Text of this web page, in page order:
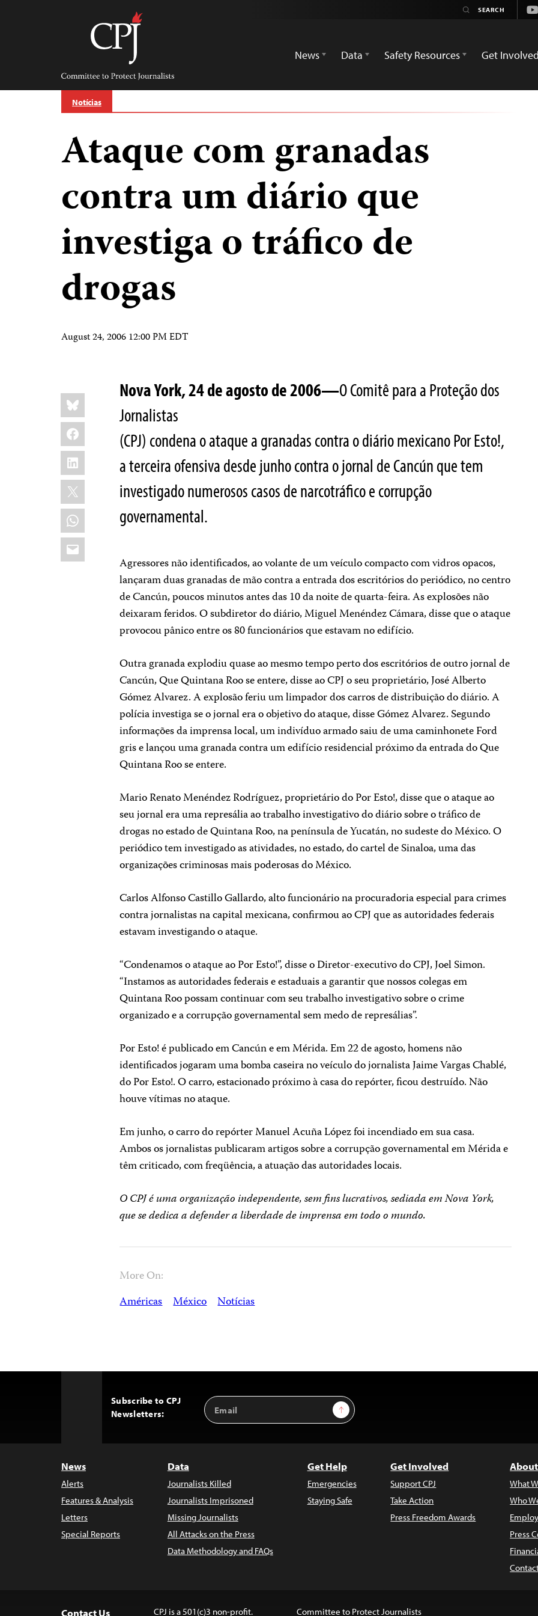
Committee
Protect
Journalists
News
Data Safety Resources Get Involved
Notícias
Ataque com granadas
contra um diário que
investiga o tráfico de
drogas
August 24, 2006 12:00 PM EDT
Share
this:
Bluesky
Facebook
LinkedIn
X
WhatsApp
Email
Nova York, 24 de agosto de 2006—O Comitê para a Proteção dos
Jornalistas
(CPJ) condena o ataque a granadas contra o diário mexicano Por Esto!,
a terceira ofensiva desde junho contra o jornal de Cancún que tem
investigado numerosos casos de narcotráfico e corrupção
governamental.
Agressores não identificados, ao volante de um veículo compacto com vidros opacos,
lançaram duas granadas de mão contra a entrada dos escritórios do periódico, no centro
de Cancún, poucos minutos antes das 10 da noite de quarta-feira. As explosões não
deixaram feridos. O subdiretor do diário, Miguel Menéndez Cámara, disse que o ataque
provocou pânico entre os 80 funcionários que estavam no edifício.
Outra granada explodiu quase ao mesmo tempo perto dos escritórios de outro jornal de
Cancún, Que Quintana Roo se entere, disse ao CPJ o seu proprietário, José Alberto
Gómez Alvarez. A explosão feriu um limpador dos carros de distribuição do diário. A
polícia investiga se o jornal era o objetivo do ataque, disse Gómez Alvarez. Segundo
informações da imprensa local, um indivíduo armado saiu de uma caminhonete Ford
gris e lançou uma granada contra um edifício residencial próximo da entrada do Que
Quintana Roo se entere.
Mario Renato Menéndez Rodríguez, proprietário do Por Esto!, disse que o ataque ao
seu jornal era uma represália ao trabalho investigativo do diário sobre o tráfico de
drogas no estado de Quintana Roo, na península de Yucatán, no sudeste do México. O
periódico tem investigado as atividades, no estado, do cartel de Sinaloa, uma das
organizações criminosas mais poderosas do México.
Carlos Alfonso Castillo Gallardo, alto funcionário na procuradoria especial para crimes
contra jornalistas na capital mexicana, confirmou ao CPJ que as autoridades federais
estavam investigando o ataque.
“Condenamos o ataque ao Por Esto!”, disse o Diretor-executivo do CPJ, Joel Simon.
“Instamos as autoridades federais e estaduais a garantir que nossos colegas em
Quintana Roo possam continuar com seu trabalho investigativo sobre o crime
organizado e a corrupção governamental sem medo de represálias”.
Por Esto! é publicado em Cancún e em Mérida. Em 22 de agosto, homens não
identificados jogaram uma bomba caseira no veículo do jornalista Jaime Vargas Chablé,
do Por Esto!. O carro, estacionado próximo à casa do repórter, ficou destruído. Não
houve vítimas no ataque.
Em junho, o carro do repórter Manuel Acuña López foi incendiado em sua casa.
Ambos os jornalistas publicaram artigos sobre a corrupção governamental em Mérida e
têm criticado, com freqüência, a atuação das autoridades locais.
O CPJ é uma organização independente, sem fins lucrativos, sediada em Nova York,
que se dedica a defender a liberdade de imprensa em todo o mundo.
More On:
Américas México Notícias
Subscribe to CPJ
Newsletters:
Email
Address
Sign Up
News
Alerts
Features & Analysis
Letters
Special Reports
Data
Journalists Killed
Journalists Imprisoned
Missing Journalists
All Attacks on the Press
Data Methodology and FAQs
Get Help
Emergencies
Staying Safe
Get Involved
Support CPJ
Take Action
Press Freedom Awards
What
Who
Press
Contact Us CPJ is a 501(c)3 non-profit. Committee to Protect Journalists